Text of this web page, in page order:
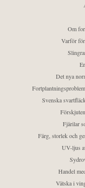
Om
Varför
Det nya
Svenska
Fjärilar
Färg, storlek och
UV-ljus
Handel
Vätska i